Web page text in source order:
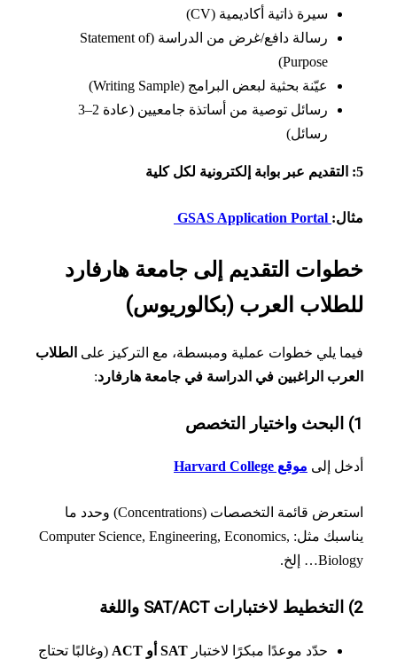
سيرة ذاتية أكاديمية (CV)
رسالة دافع/غرض من الدراسة (Statement of
عيّنة بحثية لبعض البرامج (Writing Sample)
رسائل توصية من أساتذة جامعيين (عادة 2–3
التقديم إلى جامعة هارفارد
العرب (بكالوريوس)
يلي خطوات عملية ومبسطة، مع التركيز علىالطلاب
الراغبين في الدراسة في جامعة هارفارد
إلىموقع Harvard College
استعرض قائمة التخصصات (Concentrations) وحدد ما
يناسبك مثل: Computer Science, Engineering, Economics,
حدّد موعدًا مبكرًا لاختبار SAT أو ACT
(وغالبًا تحتاج